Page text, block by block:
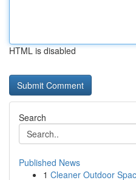
HTML is disabled
Search
Published News
1 Cleaner Outdoor